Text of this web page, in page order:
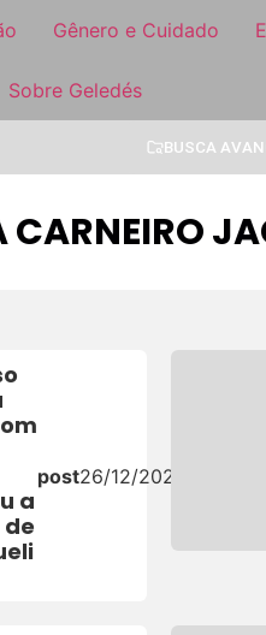
Gênero e Cuidado
Sobre Geledés
BUSCA
CARNEIRO
a
post26/12/2024